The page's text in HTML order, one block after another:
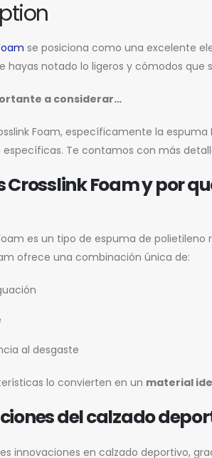
se posiciona como una excelente
hayas notado lo ligeros y cómodos que
a considerar…
Foam, específicamente la espuma
Te contamos con más
Crosslink Foam y por
es un tipo de espuma de
ofrece una combinación única de:
al desgaste
lo convierten en un material
del calzado
innovaciones en calzado deportivo,